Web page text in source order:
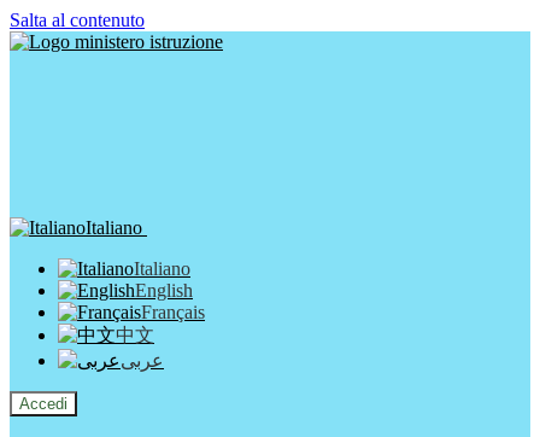
Salta al contenuto
Italiano
Italiano
English
Français
中文
عربى
Accedi